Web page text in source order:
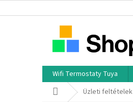
a
Wifi Termostaty Tuya
KezdőlapÜzleti feltételek